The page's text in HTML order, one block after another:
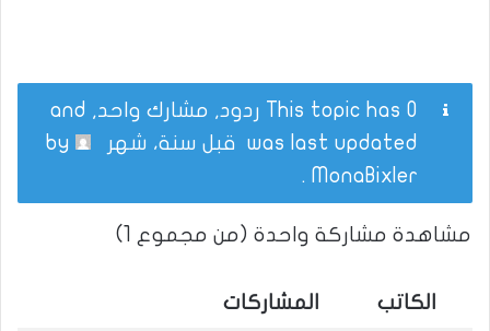
This topic has 0 ردود, مشارك واحد, and
was last updated قبل سنة، شهر
MonaBixler
.
مشاهدة مشاركة واحدة (من مجموع 1)
الكاتب المشاركات